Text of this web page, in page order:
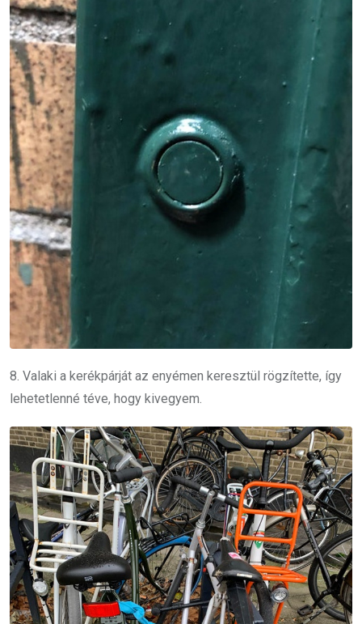
8. Valaki a kerékpárját az enyémen keresztül rögzítette, így
lehetetlenné téve, hogy kivegyem.